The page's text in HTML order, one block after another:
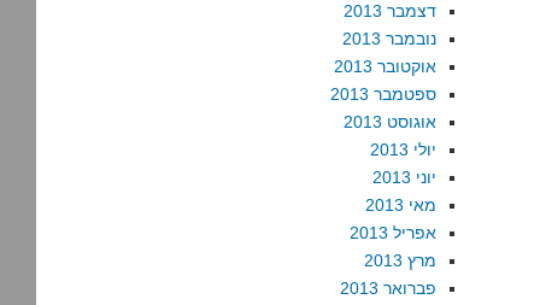
דצמבר 2013
נובמבר 2013
אוקטובר 2013
ספטמבר 2013
אוגוסט 2013
יולי 2013
יוני 2013
מאי 2013
אפריל 2013
מרץ 2013
פברואר 2013